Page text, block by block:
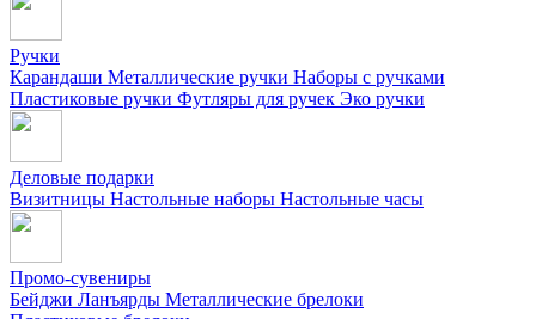
Ручки
Карандаши Металлические ручки Наборы с ручками
Пластиковые ручки Футляры для ручек Эко ручки
Деловые подарки
Визитницы Настольные наборы Настольные часы
Промо-сувениры
Бейджи Ланъярды Металлические брелоки